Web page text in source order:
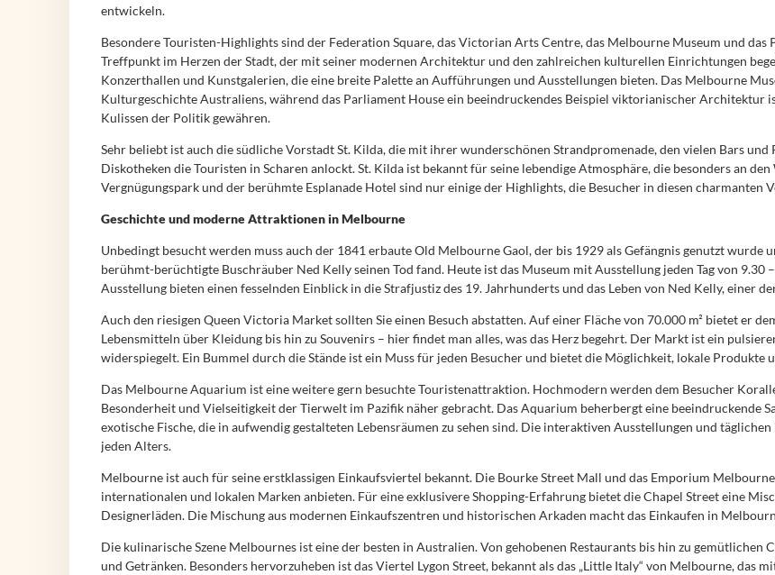
entwickeln.
Besondere Touristen-Highlights sind der Federation Square, das Victorian Arts Centre, das Melbourne Museum und
Treffpunkt im Herzen der Stadt, der mit seiner modernen Architektur und den zahlreichen kulturellen Einrichtungen
Konzerthallen und Kunstgalerien, die eine breite Palette an Aufführungen und Ausstellungen bieten. Das Melbourne
Kulturgeschichte Australiens, während das Parliament House ein beeindruckendes Beispiel viktorianischer Architektur
Kulissen der Politik gewähren.
Sehr beliebt ist auch die südliche Vorstadt St. Kilda, die mit ihrer wunderschönen Strandpromenade, den vielen Bars
Diskotheken die Touristen in Scharen anlockt. St. Kilda ist bekannt für seine lebendige Atmosphäre, die besonders an
Vergnügungspark und der berühmte Esplanade Hotel sind nur einige der Highlights, die Besucher in diesen charmanten
Geschichte und moderne Attraktionen in Melbourne
Unbedingt besucht werden muss auch der 1841 erbaute Old Melbourne Gaol, der bis 1929 als Gefängnis genutzt wurde
berühmt-berüchtigte Buschräuber Ned Kelly seinen Tod fand. Heute ist das Museum mit Ausstellung jeden Tag von
Ausstellung bieten einen fesselnden Einblick in die Strafjustiz des 19. Jahrhunderts und das Leben von Ned Kelly, einer
Auch den riesigen Queen Victoria Market sollten Sie einen Besuch abstatten. Auf einer Fläche von 70.000 m² bietet er
Lebensmitteln über Kleidung bis hin zu Souvenirs – hier findet man alles, was das Herz begehrt. Der Markt ist ein
widerspiegelt. Ein Bummel durch die Stände ist ein Muss für jeden Besucher und bietet die Möglichkeit, lokale Produkte
Das Melbourne Aquarium ist eine weitere gern besuchte Touristenattraktion. Hochmodern werden dem Besucher
Besonderheit und Vielseitigkeit der Tierwelt im Pazifik näher gebracht. Das Aquarium beherbergt eine beeindruckende
exotische Fische, die in aufwendig gestalteten Lebensräumen zu sehen sind. Die interaktiven Ausstellungen und
jeden Alters.
Melbourne ist auch für seine erstklassigen Einkaufsviertel bekannt. Die Bourke Street Mall und das Emporium
internationalen und lokalen Marken anbieten. Für eine exklusivere Shopping-Erfahrung bietet die Chapel Street eine
Designerläden. Die Mischung aus modernen Einkaufszentren und historischen Arkaden macht das Einkaufen in
Die kulinarische Szene Melbournes ist eine der besten in Australien. Von gehobenen Restaurants bis hin zu gemütlichen
und Getränken. Besonders hervorzuheben ist das Viertel Lygon Street, bekannt als das „Little Italy“ von Melbourne, das